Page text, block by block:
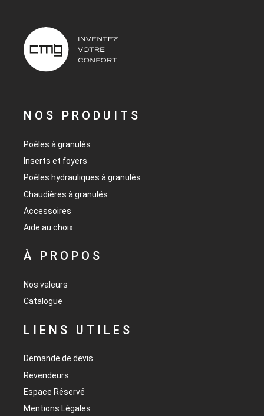
NOS PRODUITS
Poêles à granulés
Inserts et foyers
Poêles hydrauliques à granulés
Chaudières à granulés
Accessoires
Aide au choix
À PROPOS
Nos valeurs
Catalogue
LIENS UTILES
Demande de devis
Revendeurs
Espace Réservé
Mentions Légales